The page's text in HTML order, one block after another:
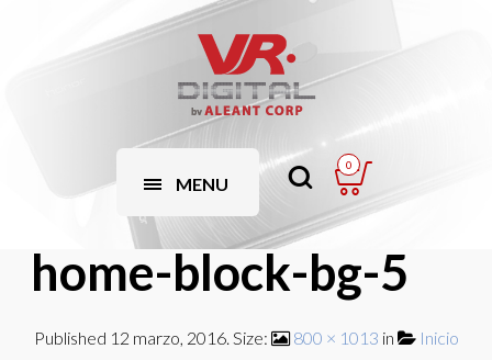
MENU
0
home-block-bg-5
Published 12 marzo, 2016. Size: 800 × 1013 in Inicio